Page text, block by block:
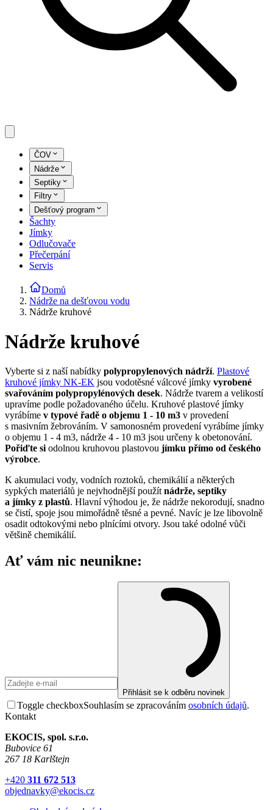
ČOV
Nádrže
Septiky
Filtry
Dešťový program
Šachty
Jímky
Odlučovače
Přečerpání
Servis
Domů
Nádrže na dešťovou vodu
Nádrže kruhové
Nádrže kruhové
Vyberte si z naší nabídky polypropylenových nádrží. Plastové
kruhové jímky NK-EK jsou vodotěsné válcové jímky vyrobené
svařováním polypropylénových desek. Nádrže tvarem a velikostí
upravíme podle požadovaného účelu. Kruhové plastové jímky
vyrábíme v typové řadě o objemu 1 - 10 m3 v provedení
s masivním žebrováním. V samonosném provedení vyrábíme jímky
o objemu 1 - 4 m3, nádrže 4 - 10 m3 jsou určeny k obetonování.
Pořiďte siodolnou kruhovou plastovou jímku přímo od českého
výrobce.
K akumulaci vody, vodních roztoků, chemikálií a některých
sypkých materiálů je nejvhodnější použítnádrže, septiky
a jímky z plastů. Hlavní výhodou je, že nádrže nekorodují, snadno
se čistí, spoje jsou mimořádně těsné a pevné. Navíc je lze libovolně
osadit odtokovými nebo plnícími otvory. Jsou také odolné vůči
většině chemikálií.
Ať vám nic neunikne:
Přihlásit se k odběru novinek
Toggle checkboxSouhlasím se zpracováním osobních údajů.
Kontakt
EKOCIS, spol. s.r.o.
Bubovice 61
267 18 Karlštejn
+420 311 672 513
objednavky@ekocis.cz